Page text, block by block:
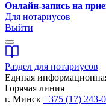
Онлайн-запись на
Для нотариусов
Выйти
Раздел для нотариусов
Единая
Горячая линия
г. Минск +375 (17) 243-